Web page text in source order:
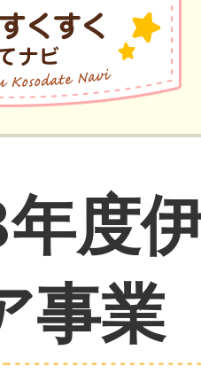
度
事業